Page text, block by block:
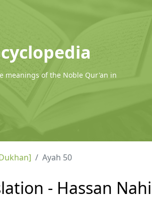
meanings of the Noble Qur'an in
Ayah 50
- Hassan